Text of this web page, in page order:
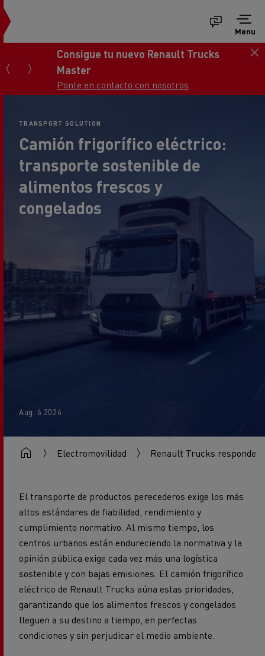
Menu
Consigue tu nuevo Renault Trucks
Master
Ponte en contacto con nosotros
TRANSPORT SOLUTION
Camión frigorífico eléctrico:
transporte sostenible de
alimentos frescos y
congelados
Aug. 6 2026
Electromovilidad Renault Trucks responde
El transporte de productos perecederos exige los más
altos estándares de fiabilidad, rendimiento y
cumplimiento normativo. Al mismo tiempo, los
centros urbanos están endureciendo la normativa y la
opinión pública exige cada vez más una logística
sostenible y con bajas emisiones. El camión frigorífico
eléctrico de Renault Trucks aúna estas prioridades,
garantizando que los alimentos frescos y congelados
lleguen a su destino a tiempo, en perfectas
condiciones y sin perjudicar el medio ambiente.